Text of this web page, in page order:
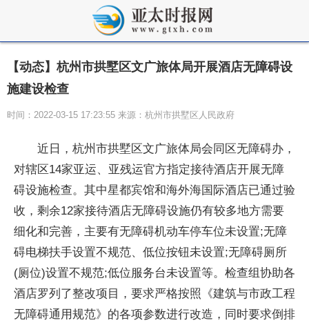
【动态】杭州市拱墅区文广旅体局开展酒店无障碍设
施建设检查
时间：2022-03-15 17:23:55 来源：杭州市拱墅区人民政府
近日，杭州市拱墅区文广旅体局会同区无障碍办，
对辖区14家亚运、亚残运官方指定接待酒店开展无障
碍设施检查。其中星都宾馆和海外海国际酒店已通过验
收，剩余12家接待酒店无障碍设施仍有较多地方需要
细化和完善，主要有无障碍机动车停车位未设置;无障
碍电梯扶手设置不规范、低位按钮未设置;无障碍厕所
(厕位)设置不规范;低位服务台未设置等。检查组协助各
酒店罗列了整改项目，要求严格按照《建筑与市政工程
无障碍通用规范》的各项参数进行改造，同时要求倒排